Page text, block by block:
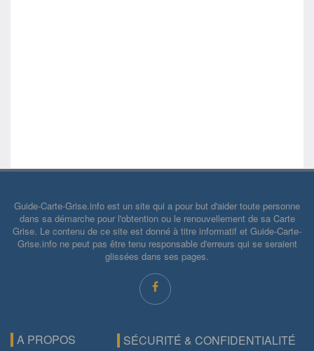
Guide-Carte-Grise.info est un site qui a pour but d'aider toute personne
dans sa démarche pour l'obtention ou le renouvellement de sa Carte
Grise. Le contenu de ce site est donné à titre informatif et Guide-Carte-
Grise.info ne peut pas être tenu responsable d'erreurs qui se seraient
glissées dans ses pages.
A PROPOS SÉCURITÉ & CONFIDENTIALITÉ